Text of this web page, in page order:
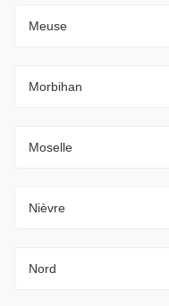
Meuse
Morbihan
Moselle
Nièvre
Nord